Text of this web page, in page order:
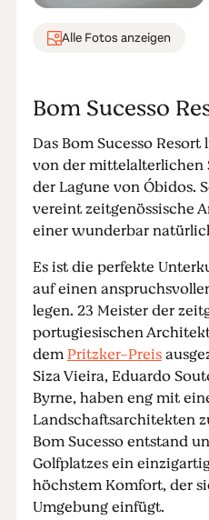
Alle Fotos anzeigen
Bom Sucesso
Das Bom Sucesso
von der mittelalterlichen
der Lagune von Óbidos.
vereint zeitgenössische
einer wunderbar
Es ist die perfekte
auf einen
legen. 23 Meister der
portugiesischen
demPritzker-Preis
Siza Vieira, Eduardo
Byrne, haben eng mit
Landschaftsarchitekten
Bom Sucesso entstand
Golfplatzes ein
höchstem Komfort, der
Umgebung einfügt.